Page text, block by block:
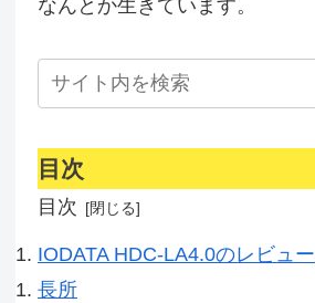
なんとか生きています。
目次
目次
IODATA HDC-LA4.0のレビュー
長所